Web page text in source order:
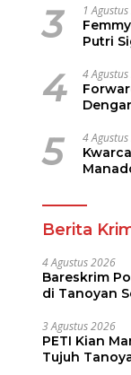
3 1
Putri
4 4
5 4
Berita
4 Agustus 2026
Bareskrim
di Tanoyan
3 Agustus 2026
PETI Kian
Tujuh